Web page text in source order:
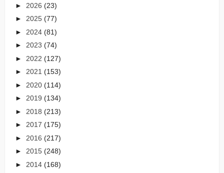
► 2026 (23)
► 2025 (77)
► 2024 (81)
► 2023 (74)
► 2022 (127)
► 2021 (153)
► 2020 (114)
► 2019 (134)
► 2018 (213)
► 2017 (175)
► 2016 (217)
► 2015 (248)
► 2014 (168)